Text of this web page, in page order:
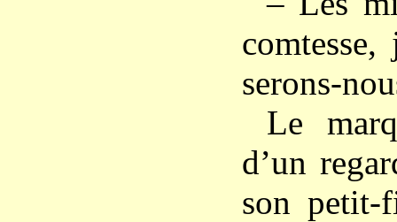
comtesse,
serons-
Le
d’un
son